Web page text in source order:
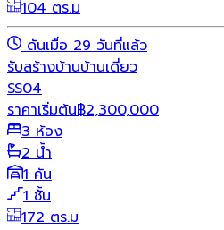
104 ตร.ม
ดันเมื่อ 29 วันที่แล้ว
รับสร้างบ้านบ้านเดี่ยว
SS04
ราคาเริ่มต้น฿2,300,000
3 ห้อง
2 น้ำ
1 คัน
1 ชั้น
172 ตร.ม